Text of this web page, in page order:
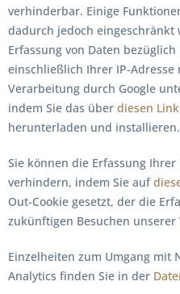
verhinderbar. Einige
dadurch jedoch eingeschränkt
Erfassung von Daten
einschließlich Ihrer IP-
Verarbeitung durch Google
indem Sie das über diesen Link
herunterladen und installieren.
Sie können die Erfassung
verhindern, indem Sie auf
Out-Cookie gesetzt, der die
zukünftigen Besuchen
Einzelheiten zum Umgang mit
Analytics finden Sie in der